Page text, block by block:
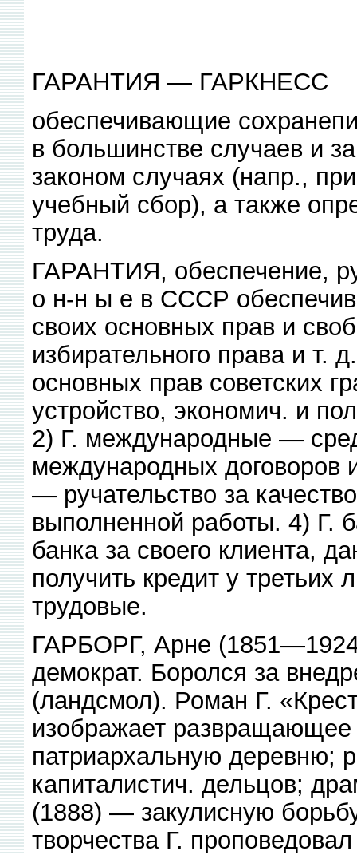
ГАРАНТИЯ — ГАРКНЕСС
обеспечивающие
в большинстве случаев и
законом случаях (напр.,
учебный сбор), а также
труда.
ГАРАНТИЯ, обеспечение,
о н-н ы е в СССР
своих основных прав и
избирательного права и
основных прав советских
устройство, экономич. и
2) Г. международные —
международных договоров
— ручательство за
выполненной работы. 4) Г.
банка за своего клиента,
получить кредит у
трудовые.
ГАРБОРГ, Арне
демократ. Боролся за
(ландсмол). Роман Г.
изображает развращающее
патриархальную деревню;
капиталистич. дельцов;
(1888) — закулисную
творчества Г.